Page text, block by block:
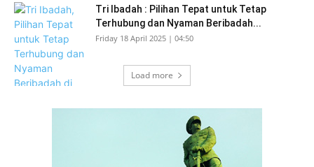
Tri Ibadah : Pilihan Tepat untuk Tetap
Terhubung dan Nyaman Beribadah...
Friday 18 April 2025 | 04:50
Load more